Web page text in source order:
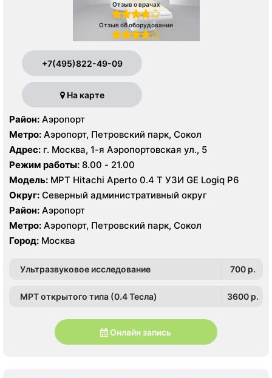
Отзыв о врачах
Отзыв об оборудовании
+7(495)822-49-09
На карте
Район: Аэропорт
Метро: Аэропорт, Петровский парк, Сокол
Адрес: г. Москва, 1-я Аэропортовская ул., 5
Режим работы: 8.00 - 21.00
Модель: МРТ Hitachi Aperto 0.4 Т УЗИ GE Logiq P6
Округ: Северный административный округ
Район: Аэропорт
Метро: Аэропорт, Петровский парк, Сокол
Город: Москва
Ультразвуковое исследование 700 p.
МРТ открытого типа (0.4 Тесла) 3600 p.
Онлайн запись